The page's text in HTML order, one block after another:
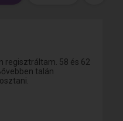
regisztráltam. 58 és 62
talán